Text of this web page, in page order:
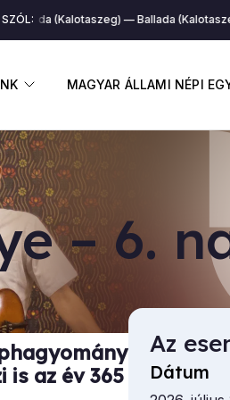
ALMENÜ MEGNYITÁSA
MAGYAR ÁLLAMI NÉPI
(Kalotaszeg) Ballada (Kalotaszeg)
– 6.
is az év 365
Az
Dátum